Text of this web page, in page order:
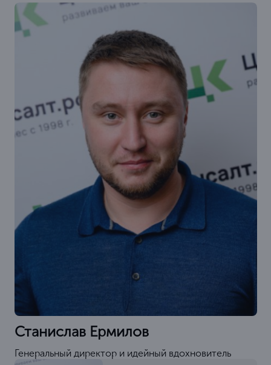
Станислав Ермилов
Генеральный директор и идейный вдохновитель